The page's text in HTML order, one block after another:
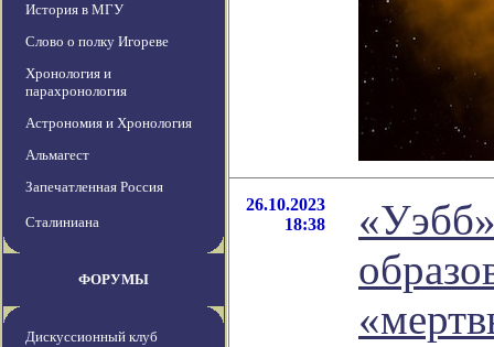
История в МГУ
Слово о полку Игореве
Хронология и
парахронология
Астрономия и Хронология
Альмагест
Запечатленная Россия
Сталиниана
ФОРУМЫ
Дискуссионный клуб
26.10.2023
18:38